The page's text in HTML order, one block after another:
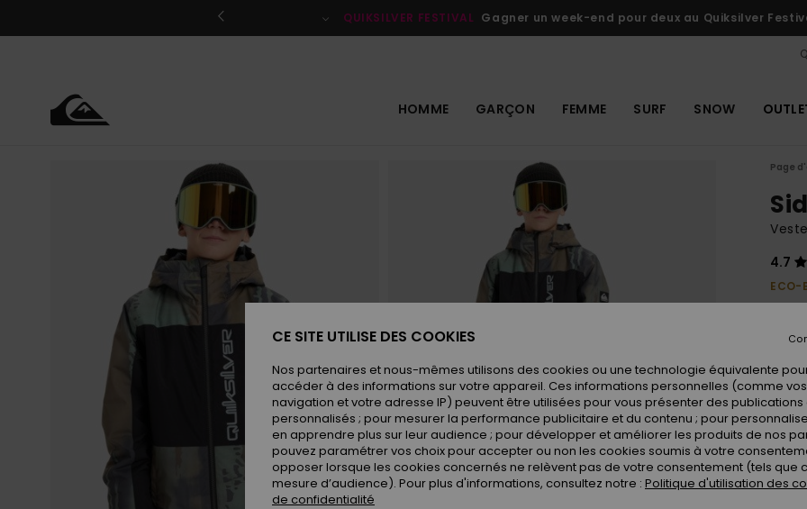
le
QUIKSILVER FESTIVAL Gagner un week-end pour deux au Quiksilver
HOMME GARÇON FEMME SURF SNOW
Page
4.7
ECO-
CE SITE UTILISE DES COOKIES
Nos partenaires et nous-mêmes utilisons des cookies ou une technologie équivalente
accéder à des informations sur votre appareil. Ces informations personnelles (comme
navigation et votre adresse IP) peuvent être utilisées pour vous présenter des publications
personnalisés ; pour mesurer la performance publicitaire et du contenu ; pour
en apprendre plus sur leur audience ; pour développer et améliorer les produits de nos
pouvez paramétrer vos choix pour accepter ou non les cookies soumis à votre
opposer lorsque les cookies concernés ne relèvent pas de votre consentement (tels que
mesure d’audience). Pour plus d'informations, consultez notre : Politique d'utilisation des
de confidentialité